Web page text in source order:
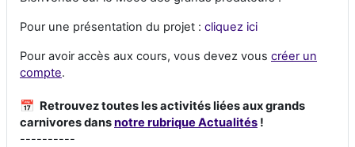
Pour une présentation du projet : cliquez ici
Pour avoir accès aux cours, vous devez vous créer un
compte.
📅 Retrouvez toutes les activités liées aux grands
carnivores dansnotre rubrique Actualités !
----------